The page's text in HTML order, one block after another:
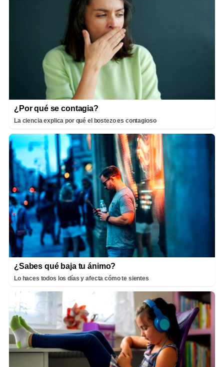
¿Por qué se contagia?
La ciencia explica por qué el bostezo es contagioso
¿Sabes qué baja tu ánimo?
Lo haces todos los días y afecta cómo te sientes